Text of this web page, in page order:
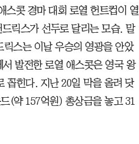
스콧 경마 대회 로열 헌트컵이 열
릭스가 선두로 달리는 모습. 말
스는 이날 우승의 영광을 안았
발전한 로열 애스콧은 영국 왕
꼽힌다. 지난 20일 막을 올려 닷
(약 157억원) 총상금을 놓고 31